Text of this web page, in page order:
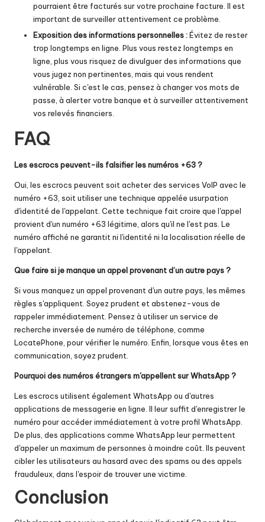
pourraient être facturés sur votre prochaine facture. Il est
important de surveiller attentivement ce problème.
Exposition des informations personnelles :Évitez de rester
trop longtemps en ligne. Plus vous restez longtemps en
ligne, plus vous risquez de divulguer des informations que
vous jugez non pertinentes, mais qui vous rendent
vulnérable. Si c'est le cas, pensez à changer vos mots de
passe, à alerter votre banque et à surveiller attentivement
vos relevés financiers.
FAQ
Les escrocs peuvent-ils falsifier les numéros +63 ?
Oui, les escrocs peuvent soit acheter des services VoIP avec le
numéro +63, soit utiliser une technique appelée usurpation
d'identité de l'appelant. Cette technique fait croire que l'appel
provient d'un numéro +63 légitime, alors qu'il ne l'est pas. Le
numéro affiché ne garantit ni l'identité ni la localisation réelle de
l'appelant.
Que faire si je manque un appel provenant d’un autre pays ?
Si vous manquez un appel provenant d'un autre pays, les mêmes
règles s'appliquent. Soyez prudent et abstenez-vous de
rappeler immédiatement. Pensez à utiliser un service de
recherche inversée de numéro de téléphone , comme
LocatePhone, pour vérifier le numéro. Enfin, lorsque vous êtes en
communication, soyez prudent.
Pourquoi des numéros étrangers m'appellent sur WhatsApp ?
Les escrocs utilisent également WhatsApp ou d'autres
applications de messagerie en ligne. Il leur suffit d'enregistrer le
numéro pour accéder immédiatement à votre profil WhatsApp.
De plus, des applications comme WhatsApp leur permettent
d'appeler un maximum de personnes à moindre coût. Ils peuvent
cibler les utilisateurs au hasard avec des spams ou des appels
frauduleux, dans l'espoir de trouver une victime.
Conclusion